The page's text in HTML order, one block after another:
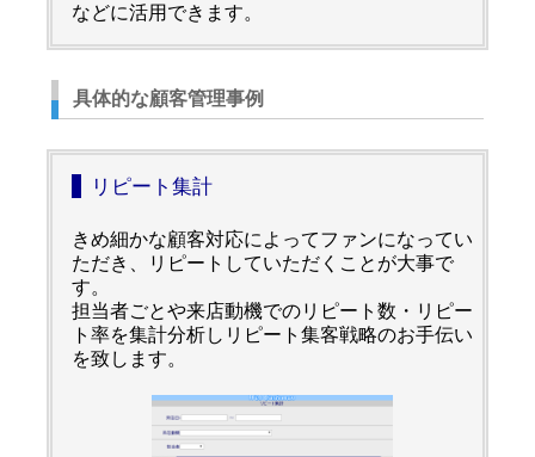
などに活用できます。
具体的な顧客管理事例
リピート集計
きめ細かな顧客対応によってファンになってい
ただき、リピートしていただくことが大事で
す。
担当者ごとや来店動機でのリピート数・リピー
ト率を集計分析しリピート集客戦略のお手伝い
を致します。